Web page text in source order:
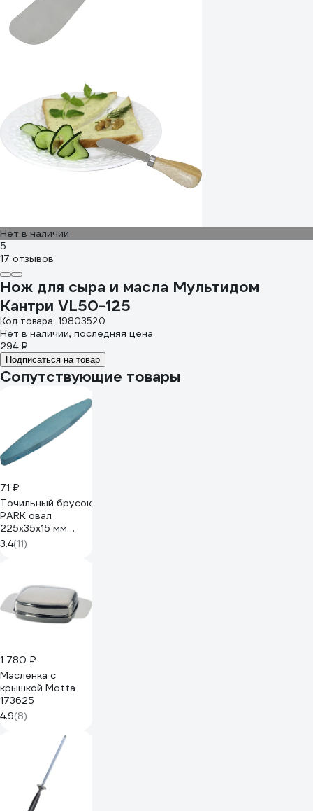
Нет в наличии
5
17 отзывов
Нож для сыра и масла Мультидом
Кантри VL50-125
Код товара: 19803520
Нет в наличии, последняя цена
294 ₽
Подписаться на товар
Сопутствующие товары
71 ₽
Точильный брусок
PARK овал
225x35x15 мм
105163
3.4(11)
1 780 ₽
Масленка с
крышкой Motta
173625
4.9(8)